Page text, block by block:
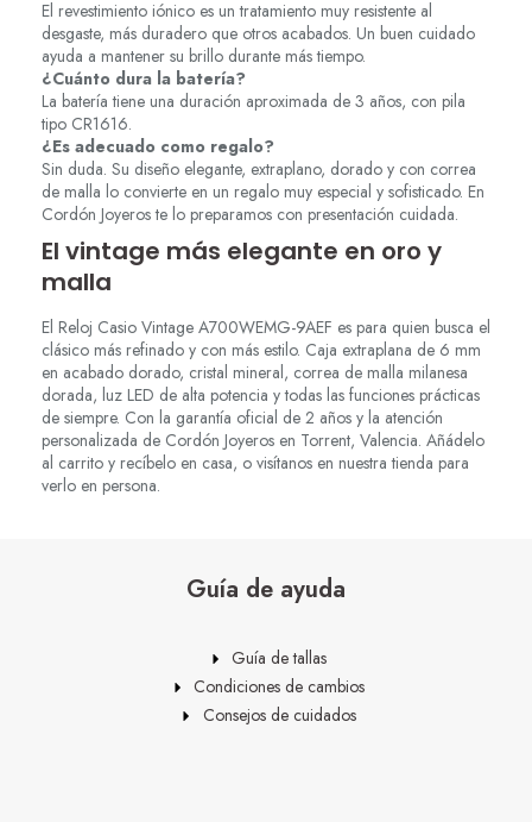
El revestimiento iónico es un tratamiento muy resistente al
desgaste, más duradero que otros acabados. Un buen cuidado
ayuda a mantener su brillo durante más tiempo.
¿Cuánto dura la batería?
La batería tiene una duración aproximada de 3 años, con pila
tipo CR1616.
¿Es adecuado como regalo?
Sin duda. Su diseño elegante, extraplano, dorado y con correa
de malla lo convierte en un regalo muy especial y sofisticado. En
Cordón Joyeros te lo preparamos con presentación cuidada.
El vintage más elegante en oro y
malla
El Reloj Casio Vintage A700WEMG-9AEF es para quien busca el
clásico más refinado y con más estilo. Caja extraplana de 6 mm
en acabado dorado, cristal mineral, correa de malla milanesa
dorada, luz LED de alta potencia y todas las funciones prácticas
de siempre. Con la garantía oficial de 2 años y la atención
personalizada de Cordón Joyeros en Torrent, Valencia. Añádelo
al carrito y recíbelo en casa, o visítanos en nuestra tienda para
verlo en persona.
Guía de ayuda
Guía de tallas
Condiciones de cambios
Consejos de cuidados